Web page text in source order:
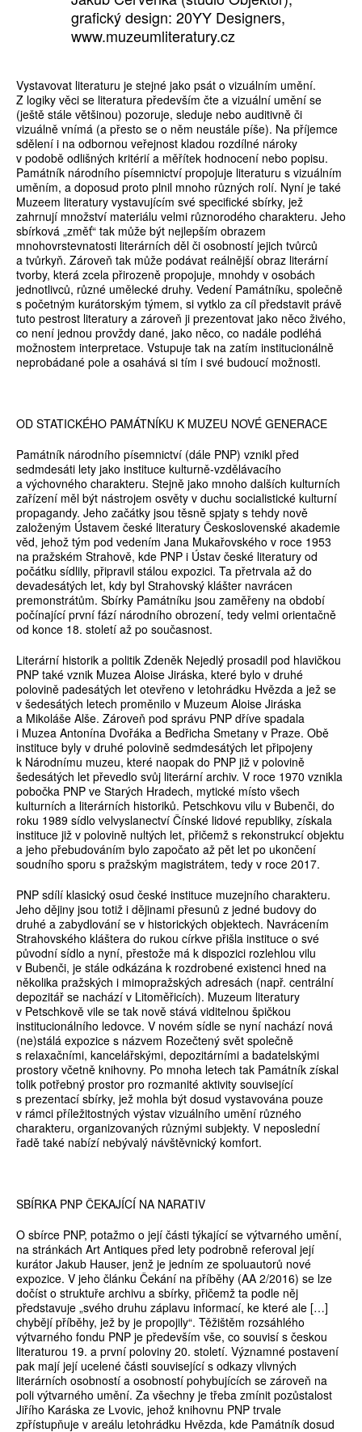
grafický design: 20YY Designers,
www.muzeumliteratury.cz
Vystavovat literaturu je stejné jako psát o vizuálním umění.
Z logiky věci se literatura především čte a vizuální umění se
(ještě stále většinou) pozoruje, sleduje nebo auditivně či
vizuálně vnímá (a přesto se o něm neustále píše). Na příjemce
sdělení i na odbornou veřejnost kladou rozdílné nároky
v podobě odlišných kritérií a měřítek hodnocení nebo popisu.
Památník národního písemnictví propojuje literaturu s vizuálním
uměním, a doposud proto plnil mnoho různých rolí. Nyní je také
Muzeem literatury vystavujícím své specifické sbírky, jež
zahrnují množství materiálu velmi různorodého charakteru. Jeho
sbírková „změť“ tak může být nejlepším obrazem
mnohovrstevnatosti literárních děl či osobností jejich tvůrců
a tvůrkyň. Zároveň tak může podávat reálnější obraz literární
tvorby, která zcela přirozeně propojuje, mnohdy v osobách
jednotlivců, různé umělecké druhy. Vedení Památníku, společně
s početným kurátorským týmem, si vytklo za cíl představit právě
tuto pestrost literatury a zároveň ji prezentovat jako něco živého,
co není jednou provždy dané, jako něco, co nadále podléhá
možnostem interpretace. Vstupuje tak na zatím institucionálně
neprobádané pole a osahává si tím i své budoucí možnosti.
OD STATICKÉHO PAMÁTNÍKU K MUZEU NOVÉ GENERACE
Památník národního písemnictví (dále PNP) vznikl před
sedmdesáti lety jako instituce kulturně-vzdělávacího
a výchovného charakteru. Stejně jako mnoho dalších kulturních
zařízení měl být nástrojem osvěty v duchu socialistické kulturní
propagandy. Jeho začátky jsou těsně spjaty s tehdy nově
založeným Ústavem české literatury Československé akademie
věd, jehož tým pod vedením Jana Mukařovského v roce 1953
na pražském Strahově, kde PNP i Ústav české literatury od
počátku sídlily, připravil stálou expozici. Ta přetrvala až do
devadesátých let, kdy byl Strahovský klášter navrácen
premonstrátům. Sbírky Památníku jsou zaměřeny na období
počínající první fází národního obrození, tedy velmi orientačně
od konce 18. století až po současnost.
Literární historik a politik Zdeněk Nejedlý prosadil pod hlavičkou
PNP také vznik Muzea Aloise Jiráska, které bylo v druhé
polovině padesátých let otevřeno v letohrádku Hvězda a jež se
v šedesátých letech proměnilo v Muzeum Aloise Jiráska
a Mikoláše Alše. Zároveň pod správu PNP dříve spadala
i Muzea Antonína Dvořáka a Bedřicha Smetany v Praze. Obě
instituce byly v druhé polovině sedmdesátých let připojeny
k Národnímu muzeu, které naopak do PNP již v polovině
šedesátých let převedlo svůj literární archiv. V roce 1970 vznikla
pobočka PNP ve Starých Hradech, mytické místo všech
kulturních a literárních historiků. Petschkovu vilu v Bubenči, do
roku 1989 sídlo velvyslanectví Čínské lidové republiky, získala
instituce již v polovině nultých let, přičemž s rekonstrukcí objektu
a jeho přebudováním bylo započato až pět let po ukončení
soudního sporu s pražským magistrátem, tedy v roce 2017.
PNP sdílí klasický osud české instituce muzejního charakteru.
Jeho dějiny jsou totiž i dějinami přesunů z jedné budovy do
druhé a zabydlování se v historických objektech. Navrácením
Strahovského kláštera do rukou církve přišla instituce o své
původní sídlo a nyní, přestože má k dispozici rozlehlou vilu
v Bubenči, je stále odkázána k rozdrobené existenci hned na
několika pražských i mimopražských adresách (např. centrální
depozitář se nachází v Litoměřicích). Muzeum literatury
v Petschkově vile se tak nově stává viditelnou špičkou
institucionálního ledovce. V novém sídle se nyní nachází nová
(ne)stálá expozice s názvem Rozečtený svět společně
s relaxačními, kancelářskými, depozitárními a badatelskými
prostory včetně knihovny. Po mnoha letech tak Památník získal
tolik potřebný prostor pro rozmanité aktivity související
s prezentací sbírky, jež mohla být dosud vystavována pouze
v rámci příležitostných výstav vizuálního umění různého
charakteru, organizovaných různými subjekty. V neposlední
řadě také nabízí nebývalý návštěvnický komfort.
SBÍRKA PNP ČEKAJÍCÍ NA NARATIV
O sbírce PNP, potažmo o její části týkající se výtvarného umění,
na stránkách Art Antiques před lety podrobně referoval její
kurátor Jakub Hauser, jenž je jedním ze spoluautorů nové
expozice. V jeho článku Čekání na příběhy (AA 2/2016) se lze
dočíst o struktuře archivu a sbírky, přičemž ta podle něj
představuje „svého druhu záplavu informací, ke které ale […]
chybějí příběhy, jež by je propojily“. Těžištěm rozsáhlého
výtvarného fondu PNP je především vše, co souvisí s českou
literaturou 19. a první poloviny 20. století. Významné postavení
pak mají její ucelené části související s odkazy vlivných
literárních osobností a osobností pohybujících se zároveň na
poli výtvarného umění. Za všechny je třeba zmínit pozůstalost
Jiřího Karáska ze Lvovic, jehož knihovnu PNP trvale
zpřístupňuje v areálu letohrádku Hvězda, kde Památník dosud